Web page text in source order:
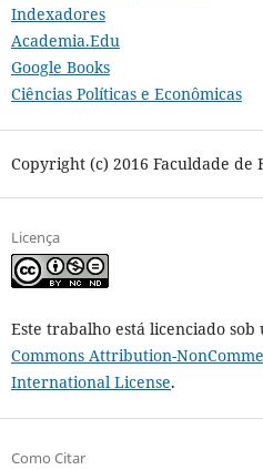
Indexadores
Academia.Edu
Google Books
Ciências Políticas e Econômicas
Copyright (c) 2016 Faculdade de
Licença
Este trabalho está licenciado sob
Commons Attribution-
International License.
Como Citar